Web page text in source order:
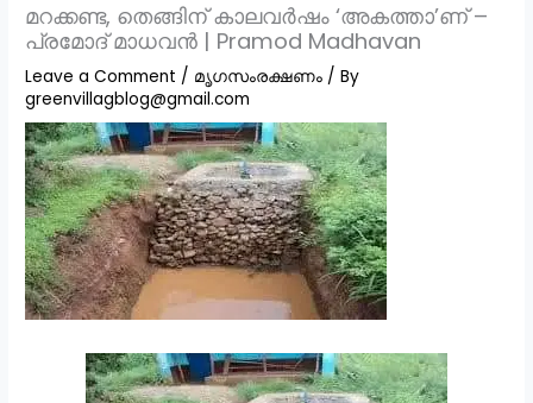
മറക്കണ്ട, തെങ്ങിന് കാലവർഷം ‘അകത്താ’ണ് –
പ്രമോദ് മാധവൻ | Pramod Madhavan
Leave a Comment / മൃഗസംരക്ഷണം / By
greenvillagblog@gmail.com